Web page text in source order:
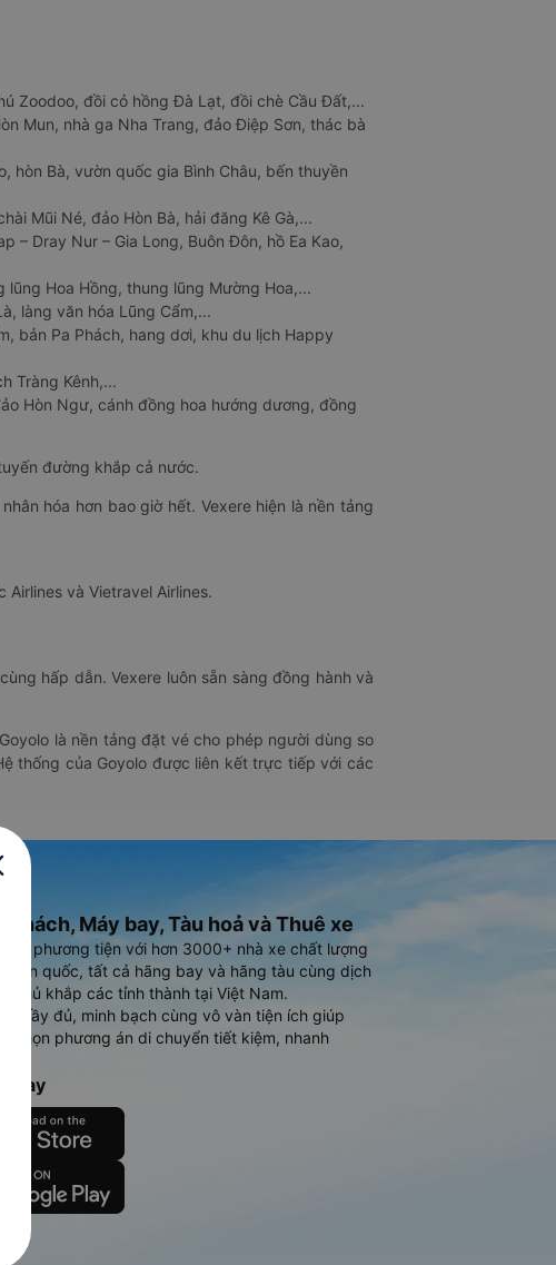
Zoodoo, đồi cỏ hồng Đà Lạt, đồi chè Cầu Đất,...
Mun, nhà ga Nha Trang, đảo Điệp Sơn, thác bà
hòn Bà, vườn quốc gia Bình Châu, bến thuyền
Mũi Né, đảo Hòn Bà, hải đăng Kê Gà,...
– Dray Nur – Gia Long, Buôn Đôn, hồ Ea Kao,
Hoa Hồng, thung lũng Mường Hoa,...
làng văn hóa Lũng Cẩm,...
bản Pa Phách, hang dơi, khu du lịch Happy
Tràng Kênh,...
Hòn Ngư, cánh đồng hoa hướng dương, đồng
đường khắp cả nước.
hóa hơn bao giờ hết. Vexere hiện là nền tảng
Airlines và Vietravel Airlines.
hấp dẫn. Vexere luôn sẵn sàng đồng hành và
là nền tảng đặt vé cho phép người dùng so
thống của Goyolo được liên kết trực tiếp với các
khách, Máy bay, Tàu hoả và Thuê xe
đa phương tiện với hơn 3000+ nhà xe chất lượng
quốc, tất cả hãng bay và hãng tàu cùng dịch
phủ khắp các tỉnh thành tại Việt Nam.
đầy đủ, minh bạch cùng vô vàn tiện ích giúp
chọn phương án di chuyển tiết kiệm, nhanh